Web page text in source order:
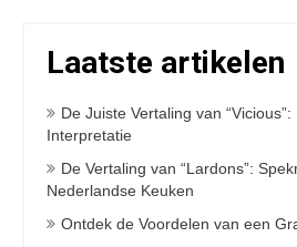
Laatste artikelen
De Juiste Vertaling van
Interpretatie
De Vertaling van “Lardons”:
Nederlandse Keuken
Ontdek de Voordelen van een